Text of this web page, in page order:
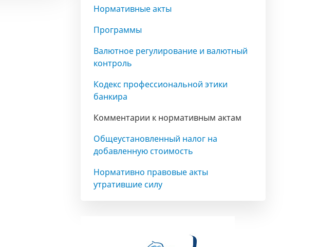
Нормативные акты
Программы
Валютное регулирование и валютный
контроль
Кодекс профессиональной этики
банкира
Комментарии к нормативным актам
Общеустановленный налог на
добавленную стоимость
Нормативно правовые акты
утратившие силу